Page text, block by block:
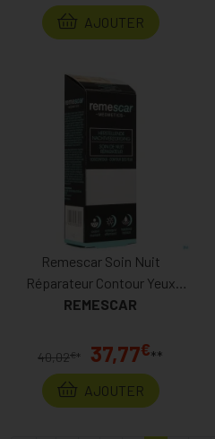
AJOUTER
Remescar Soin Nuit
Réparateur Contour Yeux
20ml
REMESCAR
40,02€* 37,77€**
AJOUTER